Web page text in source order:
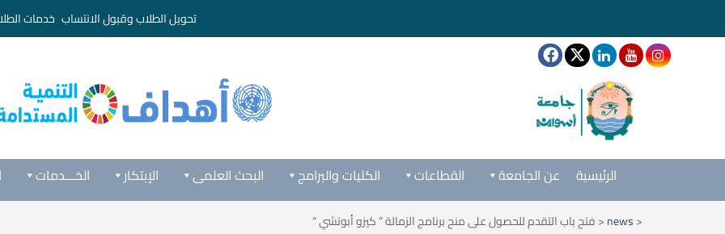
تحويل الطلاب وقبول الانتساب خدمات
الخـــدمات الإبتكار البحث العلمى الكليات والبرامج القطاعات عن الجامعة الرئيسية
<
news
<فتح باب التقدم للحصول على منح برنامج الزمالة ” كيزو أبوتشي “